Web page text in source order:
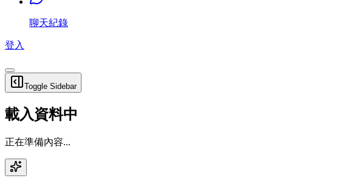
聊天紀錄
登入
Toggle Sidebar
載入資料中
正在準備內容...